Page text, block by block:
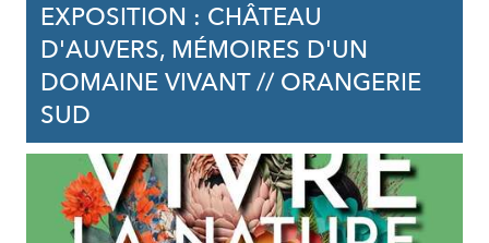
EXPOSITION : CHÂTEAU
D'AUVERS, MÉMOIRES D'UN
DOMAINE VIVANT // ORANGERIE
SUD